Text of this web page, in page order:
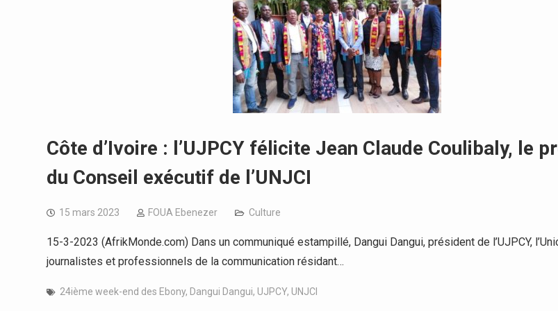
Côte d’Ivoire : l’UJPCY félicite Jean Claude Coulibaly, le
du Conseil exécutif de l’UNJCI
15 mars 2023 FOUA Ebenezer Culture
15-3-2023 (AfrikMonde.com) Dans un communiqué estampillé, Dangui Dangui, président de l’UJPCY,
journalistes et professionnels de la communication résidant…
24ième week-end des Ebony, Dangui Dangui, UJPCY, UNJCI